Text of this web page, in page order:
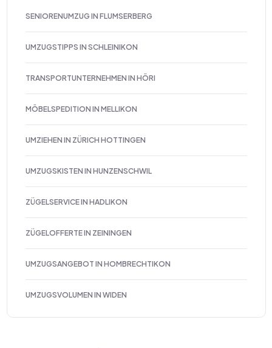
SENIORENUMZUG IN FLUMSERBERG
UMZUGSTIPPS IN SCHLEINIKON
TRANSPORTUNTERNEHMEN IN HÖRI
MÖBELSPEDITION IN MELLIKON
UMZIEHEN IN ZÜRICH HOTTINGEN
UMZUGSKISTEN IN HUNZENSCHWIL
ZÜGELSERVICE IN HADLIKON
ZÜGELOFFERTE IN ZEININGEN
UMZUGSANGEBOT IN HOMBRECHTIKON
UMZUGSVOLUMEN IN WIDEN